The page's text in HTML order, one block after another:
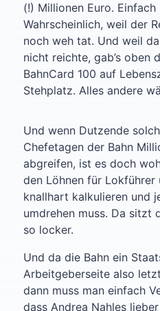
(!) Millionen Euro. Einfach
Wahrscheinlich, weil der
noch weh tat. Und weil
nicht reichte, gab’s oben
BahnCard 100 auf
Stehplatz. Alles andere
Und wenn Dutzende
Chefetagen der Bahn
abgreifen, ist es doch
den Löhnen für Lokführer
knallhart kalkulieren und
umdrehen muss. Da sitzt
so locker.
Und da die Bahn ein
Arbeitgeberseite also
dann muss man einfach
dass Andrea Nahles